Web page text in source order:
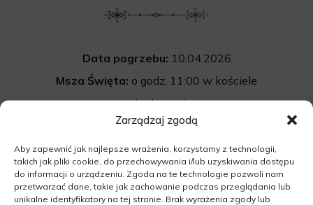
Zarządzaj zgodą
Aby zapewnić jak najlepsze wrażenia, korzystamy z technologii,
takich jak pliki cookie, do przechowywania i/lub uzyskiwania dostępu
do informacji o urządzeniu. Zgoda na te technologie pozwoli nam
przetwarzać dane, takie jak zachowanie podczas przeglądania lub
unikalne identyfikatory na tej stronie. Brak wyrażenia zgody lub
Data pogrzebu: 10.04.2026
Msza Święta: o godz. 11:00 w kościele
w Jordanowie
Jordanowo 2, 66-200 Jordanowo
Wyprowadzenie do grobu o godz.12:00
Cmentarz:komunalny w Świebodzinie
Łęgowska 6, 66-200 Świebodzin